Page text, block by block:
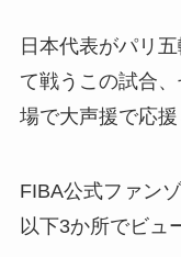
日本代表がパリ
て戦うこの試合
場で大声援で応援
FIBA公式ファン
以下3か所でビュ